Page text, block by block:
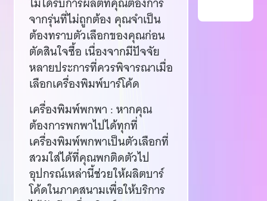
จากรุ่นที่ไม่ถูกต้อง คุณจำเป็น
ต้องทราบตัวเลือกของคุณก่อน
ตัดสินใจซื้อ เนื่องจากมีปัจจัย
หลายประการที่ควรพิจารณาเมื่อ
เลือกเครื่องพิมพ์บาร์โค้ด
เครื่องพิมพ์พกพา : หากคุณ
ต้องการพกพาไปได้ทุกที่
เครื่องพิมพ์พกพาเป็นตัวเลือกที่
สวมใส่ได้ที่คุณพกติดตัวไป
อุปกรณ์เหล่านี้ช่วยให้ผลิตบาร์
โค้ดในภาคสนามเพื่อให้บริการ